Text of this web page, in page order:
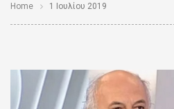
Home 1 Ιουλίου 2019